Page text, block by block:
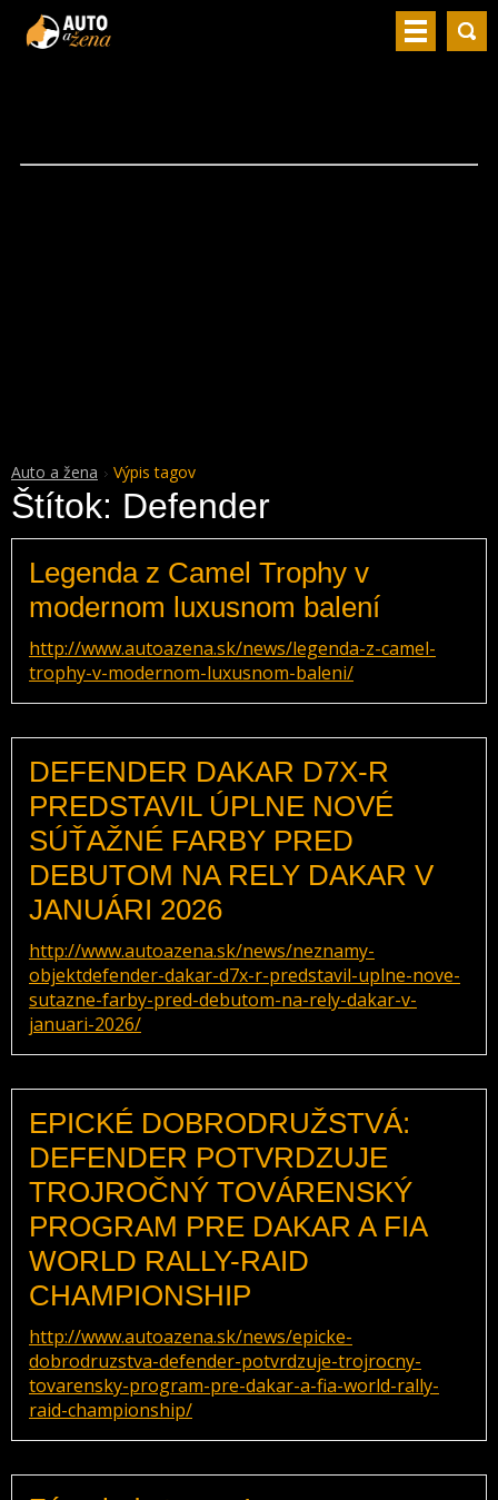
Auto a žena Výpis tagov
Štítok: Defender
Legenda z Camel Trophy v
modernom luxusnom balení
http://www.autoazena.sk/news/legenda-z-camel-
trophy-v-modernom-luxusnom-baleni/
DEFENDER DAKAR D7X-R
PREDSTAVIL ÚPLNE NOVÉ
SÚŤAŽNÉ FARBY PRED
DEBUTOM NA RELY DAKAR V
JANUÁRI 2026
http://www.autoazena.sk/news/neznamy-
objektdefender-dakar-d7x-r-predstavil-uplne-nove-
sutazne-farby-pred-debutom-na-rely-dakar-v-
januari-2026/
EPICKÉ DOBRODRUŽSTVÁ:
DEFENDER POTVRDZUJE
TROJROČNÝ TOVÁRENSKÝ
PROGRAM PRE DAKAR A FIA
WORLD RALLY-RAID
CHAMPIONSHIP
http://www.autoazena.sk/news/epicke-
dobrodruzstva-defender-potvrdzuje-trojrocny-
tovarensky-program-pre-dakar-a-fia-world-rally-
raid-championship/